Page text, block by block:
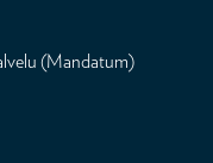
(Mandatum)